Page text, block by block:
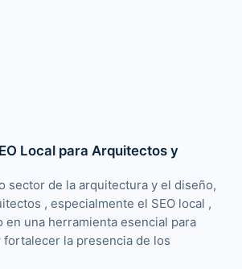
Local para Arquitectos y
sector de la arquitectura y el diseño,
, especialmente el SEO local ,
en una herramienta esencial para
la presencia de los